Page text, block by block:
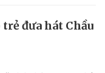
đưa hát Chầu